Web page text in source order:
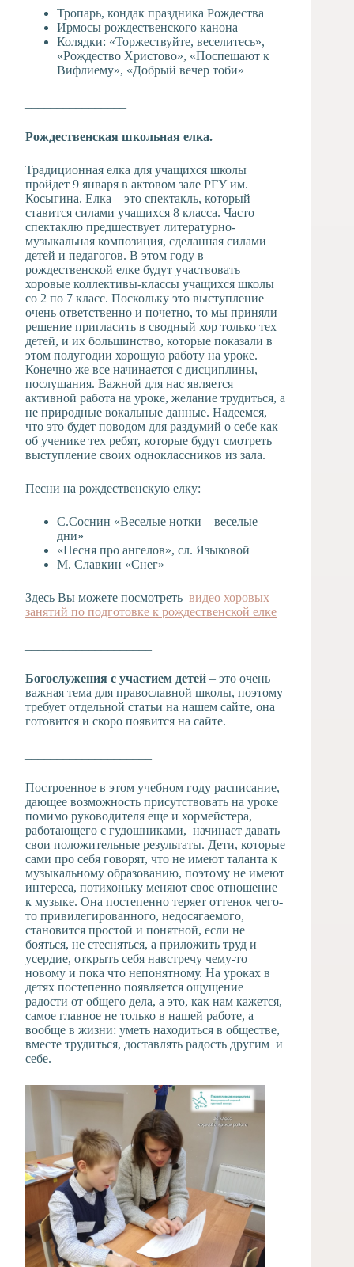
Тропарь, кондак праздника Рождества
Ирмосы рождественского канона
Колядки: «Торжествуйте, веселитесь»,
«Рождество Христово», «Поспешают к
Вифлиему», «Добрый вечер тоби»
Рождественская школьная елка.
Традиционная елка для учащихся школы
пройдет 9 января в актовом зале РГУ им.
Косыгина. Елка – это спектакль, который
ставится силами учащихся 8 класса. Часто
спектаклю предшествует литературно-
музыкальная композиция, сделанная силами
детей и педагогов. В этом году в
рождественской елке будут участвовать
хоровые коллективы-классы учащихся школы
со 2 по 7 класс. Поскольку это выступление
очень ответственно и почетно, то мы приняли
решение пригласить в сводный хор только тех
детей, и их большинство, которые показали в
этом полугодии хорошую работу на уроке.
Конечно же все начинается с дисциплины,
послушания. Важной для нас является
активной работа на уроке, желание трудиться, а
не природные вокальные данные. Надеемся,
что это будет поводом для раздумий о себе как
об ученике тех ребят, которые будут смотреть
выступление своих одноклассников из зала.
Песни на рождественскую елку:
С.Соснин «Веселые нотки – веселые
дни»
«Песня про ангелов», сл. Языковой
М. Славкин «Снег»
Здесь Вы можете посмотреть видео хоровых
занятий по подготовке к рождественской елке
Богослужения с участием детей – это очень
важная тема для православной школы, поэтому
требует отдельной статьи на нашем сайте, она
готовится и скоро появится на сайте.
Построенное в этом учебном году расписание,
дающее возможность присутствовать на уроке
помимо руководителя еще и хормейстера,
работающего с гудошниками, начинает давать
свои положительные результаты. Дети, которые
сами про себя говорят, что не имеют таланта к
музыкальному образованию, поэтому не имеют
интереса, потихоньку меняют свое отношение
к музыке. Она постепенно теряет оттенок чего-
то привилегированного, недосягаемого,
становится простой и понятной, если не
бояться, не стесняться, а приложить труд и
усердие, открыть себя навстречу чему-то
новому и пока что непонятному. На уроках в
детях постепенно появляется ощущение
радости от общего дела, а это, как нам кажется,
самое главное не только в нашей работе, а
вообще в жизни: уметь находиться в обществе,
вместе трудиться, доставлять радость другим и
себе.